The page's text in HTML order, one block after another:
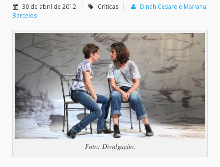
30 de abril de 2012 Críticas
Dinah Cesare e Mariana
Barcelos
Foto: Divulgação.